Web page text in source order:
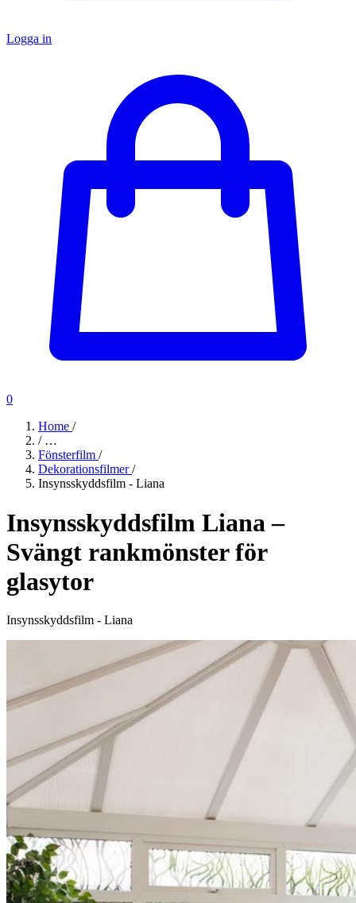
Logga in
0
Home /
/ …
Fönsterfilm /
Dekorationsfilmer/
Insynsskyddsfilm - Liana
Insynsskyddsfilm Liana –
Svängt rankmönster för
glasytor
Insynsskyddsfilm - Liana